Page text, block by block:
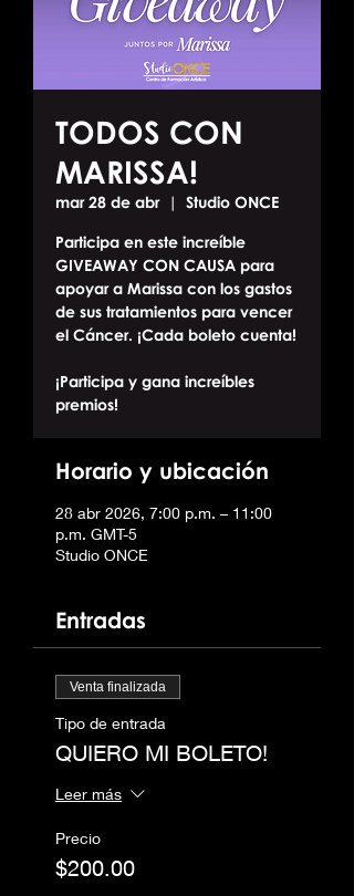
TODOS CON
MARISSA!
mar 28 de abr
  |
Studio ONCE
Participa en este increíble
GIVEAWAY CON CAUSA para
apoyar a Marissa con los gastos
de sus tratamientos para vencer
el Cáncer. ¡Cada boleto cuenta!
¡Participa y gana increíbles
premios!
Horario y ubicación
28 abr 2026, 7:00 p.m. – 11:00
p.m. GMT-5
Studio ONCE
Entradas
Venta finalizada
Tipo de entrada
QUIERO MI BOLETO!
Leer más
Precio
$200.00